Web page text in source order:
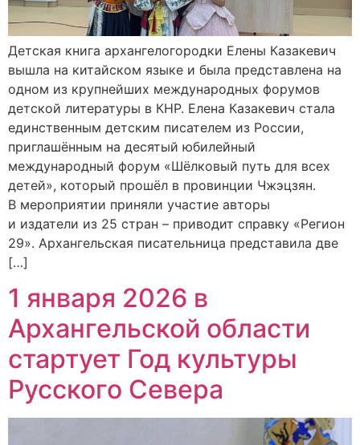
Детская книга архангелогородки Елены Казакевич
вышла на китайском языке и была представлена на
одном из крупнейших международных форумов
детской литературы в КНР. Елена Казакевич стала
единственным детским писателем из России,
приглашённым на десятый юбилейный
международный форум «Шёлковый путь для всех
детей», который прошёл в провинции Чжэцзян.
В мероприятии приняли участие авторы
и издатели из 25 стран – приводит справку «Регион
29». Архангельская писательница представила две
[…]
1 января 2026 в
Архангельской области
стартует Год культуры
Русского Севера